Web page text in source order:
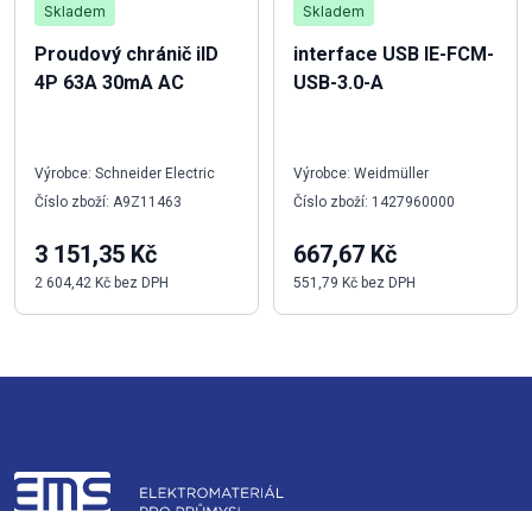
Skladem
Proudový chránič iID
4P 63A 30mA AC
Výrobce: Schneider Electric
Číslo zboží: A9Z11463
3 151,35 Kč
2 604,42 Kč bez DPH
Skladem
interface USB IE-FCM-
USB-3.0-A
Výrobce: Weidmüller
Číslo zboží: 1427960000
667,67 Kč
551,79 Kč bez DPH